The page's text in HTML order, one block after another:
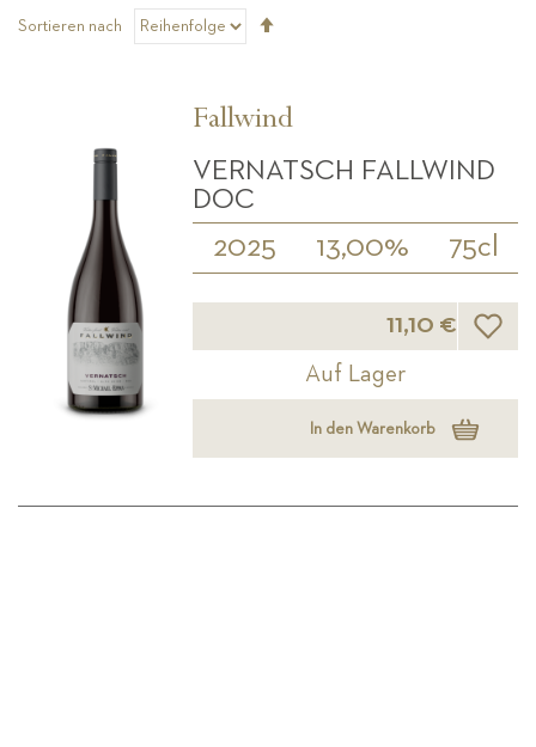
Sortieren nach
Fallwind
VERNATSCH FALLWIND
DOC
2025 13,00% 75cl
11,10 €
Auf Lager
In den Warenkorb